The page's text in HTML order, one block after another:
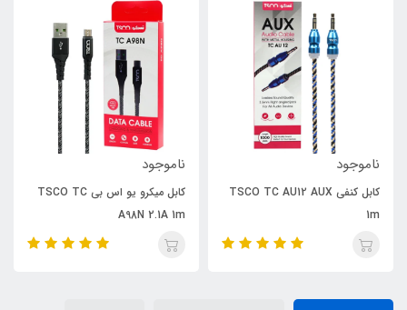
ناموجود
کابل کنفی TSCO TC AU12 AUX
1m
ناموجود
کابل میکرو یو اس بی TSCO TC
A98N 2.1A 1m